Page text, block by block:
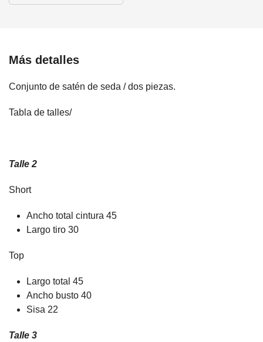
Más detalles
Conjunto de satén de seda / dos piezas.
Tabla de talles/
Talle 2
Short
Ancho total cintura 45
Largo tiro 30
Top
Largo total 45
Ancho busto 40
Sisa 22
Talle 3